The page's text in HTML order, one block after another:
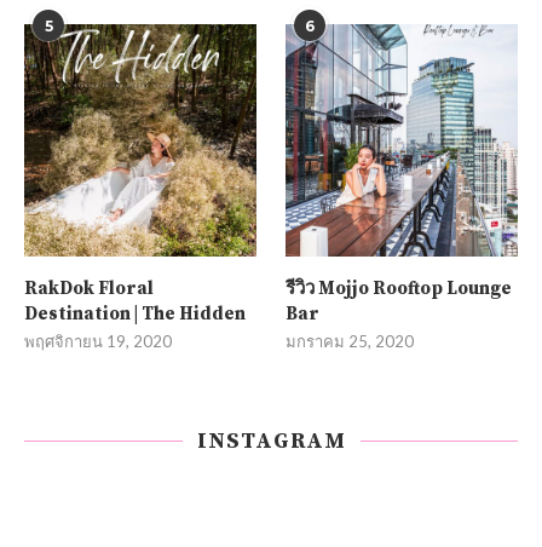
5
RakDok Floral
Destination | The Hidden
พฤศจิกายน 19, 2020
6
รีวิว Mojjo Rooftop Lounge
Bar
มกราคม 25, 2020
INSTAGRAM